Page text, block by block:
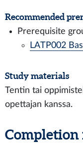
Recommended
Prerequisite
LATP002
Study materials
Tentin tai
opettajan kanssa.
Completion